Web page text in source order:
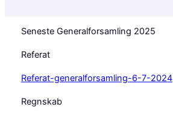
Seneste Generalforsamling 2025
Referat
Referat-generalforsamling-6-7-2024
Regnskab